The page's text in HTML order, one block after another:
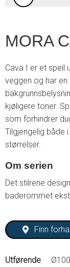
MORA
Cava I er et speil
veggen og har
kjøligere toner.
som forhindrer
Tilgjengelig både
størrelser.
Om serien
Det stilrene
baderommet
Finn
Utførende